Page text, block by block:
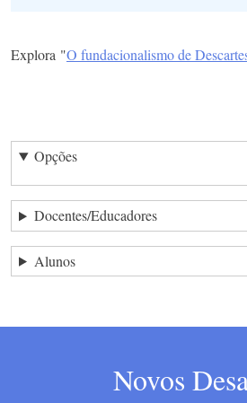
Explora "O fundacionalismo de
Opções
Docentes/Educadores
Alunos
Novos